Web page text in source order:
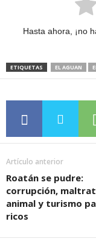
Hasta ahora, ¡no
ETIQUETAS EL AGUAN
Artículo anterior
Roatán se pudre:
corrupción,
animal y turismo
ricos